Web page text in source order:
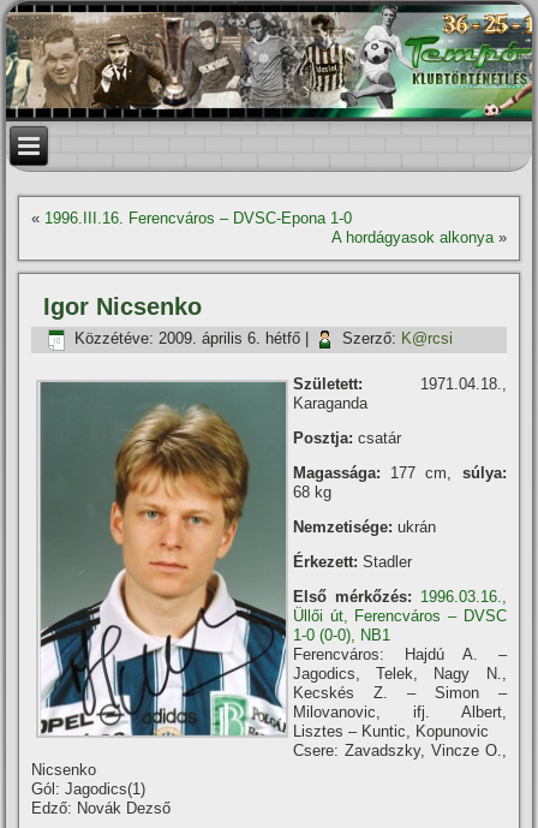
« 1996.III.16. Ferencváros – DVSC-Epona 1-0
A hordágyasok alkonya»
Igor Nicsenko
Közzétéve: 2009. április 6. hétfő Szerző: K@rcsi
Született: 1971.04.18.,
Karaganda
Posztja: csatár
Magassága: 177 cm, súlya:
68 kg
Nemzetisége: ukrán
Érkezett:Stadler
Első mérkőzés: 1996.03.16.,
Üllői út, Ferencváros – DVSC
1-0 (0-0), NB1
Ferencváros: Hajdú A. –
Jagodics, Telek, Nagy N.,
Kecskés Z. – Simon –
Milovanovic, ifj. Albert,
Lisztes – Kuntic, Kopunovic
Csere: Zavadszky, Vincze O.,
Nicsenko
Gól: Jagodics(1)
Edző: Novák Dezső